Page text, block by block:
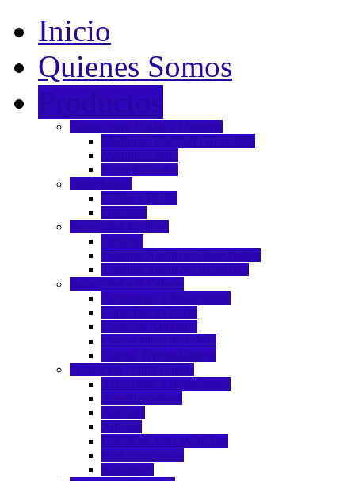
Inicio
Quienes Somos
Productos
Equipo para Soldar y Oxicorte
Máquinas Electrodo Revestido
Máquinas MIG
Portaelectrodos
Desechables
Cofias y Redes
Overoles
Protección Auditiva
Orejeras
Tapones Auditivos Desechables
Tapones Auditivos Reusables
Protección a la Cabeza
Accesorios y Refacciones
Capuchas y Gorras
Cacos de Aluminio
Cascos Fibra de Vidrio
Cascos Termoplásticos
Protección contra Caídas
Accesorios y Refacciones
Amortiguadores
Anclajes
Arneses
Líneas de Vida Verticales
Posicionamiento
Retráctiles